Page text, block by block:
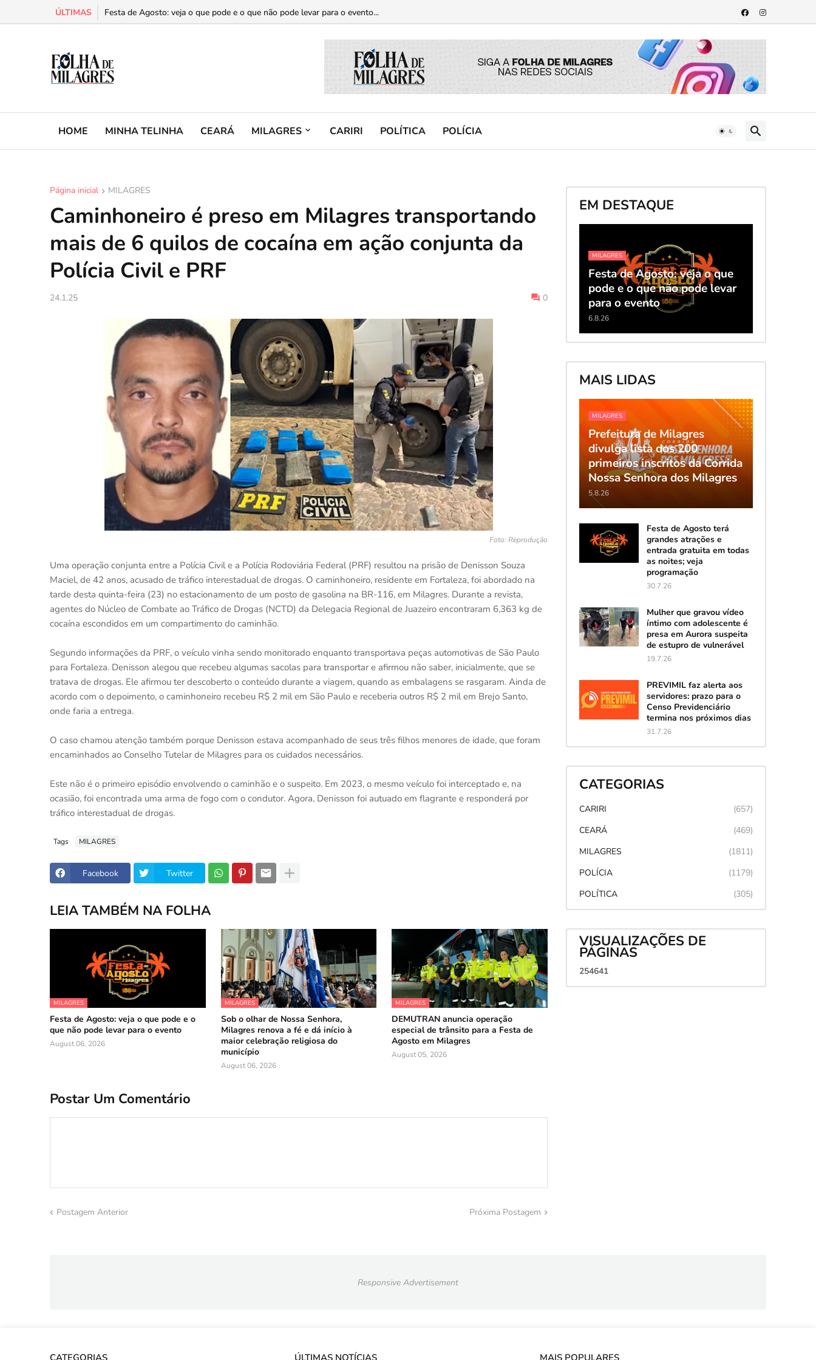
ÚLTIMAS Festa de Agosto: veja o que pode e o que não pode levar para o evento...
Cariri é a segunda região do Ceará com mais casos de violência contra a mulher...
HOME MINHA TELINHA CEARÁ MILAGRES CARIRI POLÍTICA POLÍCIA
Página inicial MILAGRES
Caminhoneiro é preso em Milagres transportando
mais de 6 quilos de cocaína em ação conjunta da
Polícia Civil e PRF
24.1.25 0
Foto: Reprodução
Uma operação conjunta entre a Polícia Civil e a Polícia Rodoviária Federal (PRF) resultou na prisão de Denisson Souza
Maciel, de 42 anos, acusado de tráfico interestadual de drogas. O caminhoneiro, residente em Fortaleza, foi abordado na
tarde desta quinta-feira (23) no estacionamento de um posto de gasolina na BR-116, em Milagres. Durante a revista,
agentes do Núcleo de Combate ao Tráfico de Drogas (NCTD) da Delegacia Regional de Juazeiro encontraram 6,363 kg de
cocaína escondidos em um compartimento do caminhão.
Segundo informações da PRF, o veículo vinha sendo monitorado enquanto transportava peças automotivas de São Paulo
para Fortaleza. Denisson alegou que recebeu algumas sacolas para transportar e afirmou não saber, inicialmente, que se
tratava de drogas. Ele afirmou ter descoberto o conteúdo durante a viagem, quando as embalagens se rasgaram. Ainda de
acordo com o depoimento, o caminhoneiro recebeu R$ 2 mil em São Paulo e receberia outros R$ 2 mil em Brejo Santo,
onde faria a entrega.
O caso chamou atenção também porque Denisson estava acompanhado de seus três filhos menores de idade, que foram
encaminhados ao Conselho Tutelar de Milagres para os cuidados necessários.
Este não é o primeiro episódio envolvendo o caminhão e o suspeito. Em 2023, o mesmo veículo foi interceptado e, na
ocasião, foi encontrada uma arma de fogo com o condutor. Agora, Denisson foi autuado em flagrante e responderá por
tráfico interestadual de drogas.
Tags MILAGRES
Facebook Twitter
LEIA TAMBÉM NA FOLHA
MILAGRES
Festa de Agosto: veja o que pode e o
que não pode levar para o evento
August 06, 2026
MILAGRES
Sob o olhar de Nossa Senhora,
Milagres renova a fé e dá início à
maior celebração religiosa do
município
August 06, 2026
MILAGRES
DEMUTRAN anuncia operação
especial de trânsito para a Festa de
Agosto em Milagres
August 05, 2026
Postar Um Comentário
Postagem Anterior Próxima Postagem
EM DESTAQUE
MILAGRES
Festa de Agosto: veja o que
pode e o que não pode levar
para o evento
6.8.26
MAIS LIDAS
MILAGRES
Prefeitura de Milagres
divulga lista dos 200
primeiros inscritos da Corrida
Nossa Senhora dos Milagres
5.8.26
Festa de Agosto terá
grandes atrações e
entrada gratuita em todas
as noites; veja
programação
30.7.26
Mulher que gravou vídeo
íntimo com adolescente é
presa em Aurora suspeita
de estupro de vulnerável
19.7.26
PREVIMIL faz alerta aos
servidores: prazo para o
Censo Previdenciário
termina nos próximos dias
31.7.26
CATEGORIAS
CARIRI
(657)
CEARÁ
(469)
MILAGRES
(1811)
POLÍCIA
(1179)
POLÍTICA
(305)
VISUALIZAÇÕES DE
PÁGINAS
254641
Responsive Advertisement
CATEGORIAS ÚLTIMAS NOTÍCIAS MAIS POPULARES